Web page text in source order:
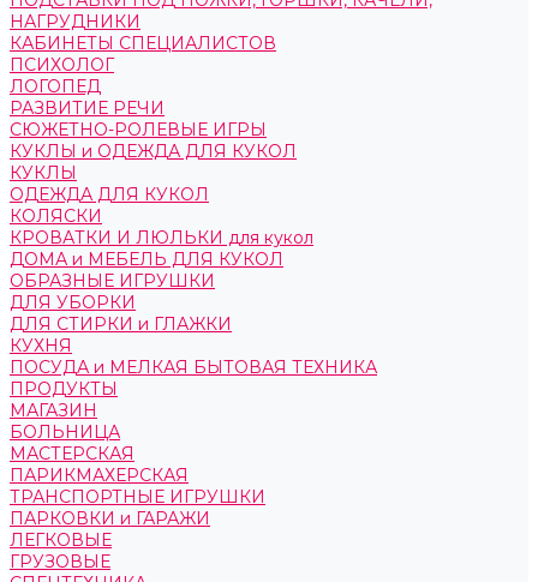
НАГРУДНИКИ
КАБИНЕТЫ СПЕЦИАЛИСТОВ
ПСИХОЛОГ
ЛОГОПЕД
РАЗВИТИЕ РЕЧИ
СЮЖЕТНО-РОЛЕВЫЕ ИГРЫ
КУКЛЫ и ОДЕЖДА ДЛЯ КУКОЛ
КУКЛЫ
ОДЕЖДА ДЛЯ КУКОЛ
КОЛЯСКИ
КРОВАТКИ И ЛЮЛЬКИ для кукол
ДОМА и МЕБЕЛЬ ДЛЯ КУКОЛ
ОБРАЗНЫЕ ИГРУШКИ
ДЛЯ УБОРКИ
ДЛЯ СТИРКИ и ГЛАЖКИ
КУХНЯ
ПОСУДА и МЕЛКАЯ БЫТОВАЯ ТЕХНИКА
ПРОДУКТЫ
МАГАЗИН
БОЛЬНИЦА
МАСТЕРСКАЯ
ПАРИКМАХЕРСКАЯ
ТРАНСПОРТНЫЕ ИГРУШКИ
ПАРКОВКИ и ГАРАЖИ
ЛЕГКОВЫЕ
ГРУЗОВЫЕ